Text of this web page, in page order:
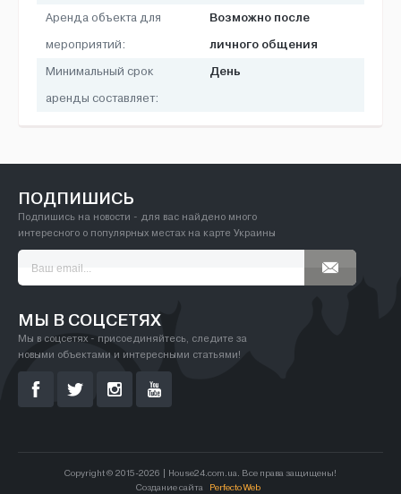
Аренда объекта для
мероприятий:
Возможно после
личного общения
Минимальный срок
аренды составляет:
День
ПОДПИШИСЬ
Подпишись на новости - для вас найдено много
интересного о популярных местах на карте Украины
МЫ В СОЦСЕТЯХ
Мы в соцсетях - присоединяйтесь, следите за
новыми объектами и интересными статьями!
Copyright © 2015-2026 | House24.com.ua. Все права защищены!
Создание сайта
Perfecto Web